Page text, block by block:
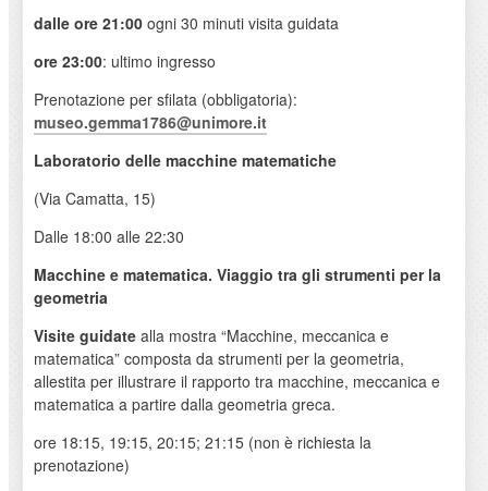
dalle ore 21:00ogni 30 minuti visita guidata
ore 23:00: ultimo ingresso
Prenotazione per sfilata (obbligatoria):
museo.gemma1786@unimore.it
Laboratorio delle macchine matematiche
(Via Camatta, 15)
Dalle 18:00 alle 22:30
Macchine e matematica. Viaggio tra gli strumenti per la
geometria
Visite guidatealla mostra “Macchine, meccanica e
matematica” composta da strumenti per la geometria,
allestita per illustrare il rapporto tra macchine, meccanica e
matematica a partire dalla geometria greca.
ore 18:15, 19:15, 20:15; 21:15 (non è richiesta la
prenotazione)